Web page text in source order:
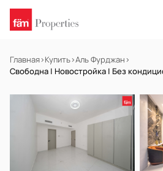
Главная›Купить›Аль Фурджан›
Свободна | Новостройка | Без
Готов к заселению